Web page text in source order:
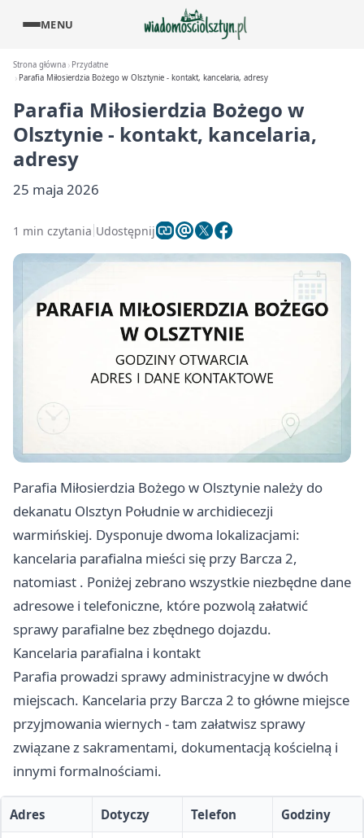
MENU
Strona główna
Przydatne
Parafia Miłosierdzia Bożego w Olsztynie - kontakt, kancelaria, adresy
Parafia Miłosierdzia Bożego w
Olsztynie - kontakt, kancelaria,
adresy
25 maja 2026
1 min czytania Udostępnij
Parafia Miłosierdzia Bożego w Olsztynie należy do
dekanatu Olsztyn Południe w archidiecezji
warmińskiej. Dysponuje dwoma lokalizacjami:
kancelaria parafialna mieści się przy Barcza 2,
natomiast . Poniżej zebrano wszystkie niezbędne dane
adresowe i telefoniczne, które pozwolą załatwić
sprawy parafialne bez zbędnego dojazdu.
Kancelaria parafialna i kontakt
Parafia prowadzi sprawy administracyjne w dwóch
miejscach. Kancelaria przy Barcza 2 to główne miejsce
przyjmowania wiernych - tam załatwisz sprawy
związane z sakramentami, dokumentacją kościelną i
innymi formalnościami.
Adres Dotyczy Telefon Godziny